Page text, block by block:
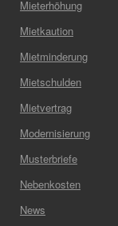
Mieterhöhung
Mietkaution
Mietminderung
Mietschulden
Mietvertrag
Modernisierung
Musterbriefe
Nebenkosten
News